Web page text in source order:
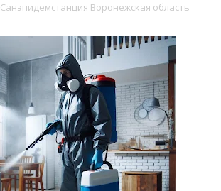
Санэпидемстанция Воронежская область